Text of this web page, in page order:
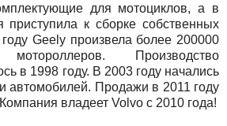
для мотоциклов, а в
приступила к сборке собственных
Geely произвела более 200000
Производство
в 1998 году. В 2003 году начались
автомобилей. Продажи в 2011 году
владеет Volvo с 2010 года!